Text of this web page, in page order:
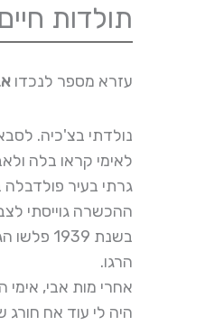
תולדות חיים
עזרא מספר לנכדו
נולדתי בצ'כיה. לסבא שלי
לאימי קראו בלה
גרתי בעיר
ההכשרה גוייסתי
בשנת
הרגו.
אחרי מות אבי,
היה לי עוד אח חורג